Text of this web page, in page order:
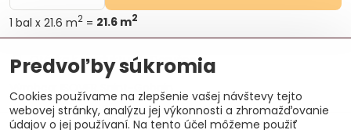
1 bal x 21.6 m2 = 21.6 m2
Otázka k produktu
Doručenia
Výrobca:
ISOVER Saint-Gobain
Predvoľby súkromia
Cookies používame na zlepšenie vašej návštevy tejto
webovej stránky, analýzu jej výkonnosti a zhromažďovanie
údajov o jej používaní. Na tento účel môžeme použiť